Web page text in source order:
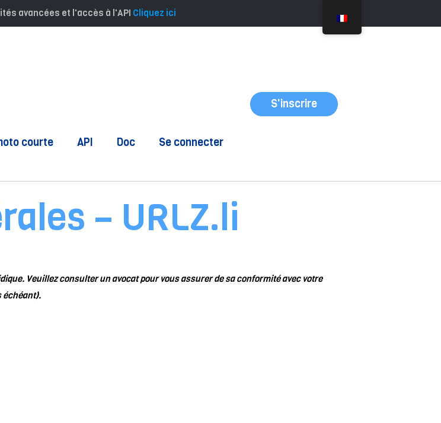
avancées et l'accès à l'API Cliquez ici
courte API Doc Se connecter
S'inscrire
– URLZ.li
Veuillez consulter un avocat pour vous assurer de sa conformité avec votre
échéant).